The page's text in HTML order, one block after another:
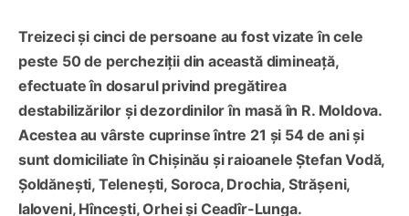
Treizeci și cinci de persoane au fost vizate în cele
peste 50 de percheziții din această dimineață,
efectuate în dosarul privind pregătirea
destabilizărilor și dezordinilor în masă în R. Moldova.
Acestea au vârste cuprinse între 21 și 54 de ani și
sunt domiciliate în Chișinău și raioanele Ștefan Vodă,
Șoldănești, Telenești, Soroca, Drochia, Strășeni,
Ialoveni, Hîncești, Orhei și Ceadîr-Lunga.